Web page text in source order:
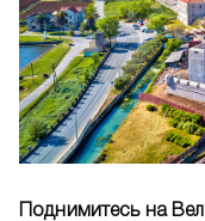
Поднимитесь на